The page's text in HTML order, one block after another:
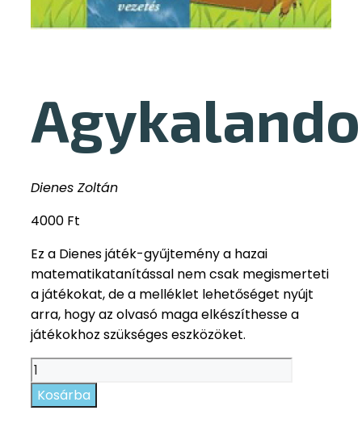
Dienes Zoltán
4000 Ft
Ez a Dienes játék-gyűjtemény a hazai
matematikatanítással nem csak megismerteti
a játékokat, de a melléklet lehetőséget nyújt
arra, hogy az olvasó maga elkészíthesse a
játékokhoz szükséges eszközöket.
Agykalandok
mennyiség
Kosárba